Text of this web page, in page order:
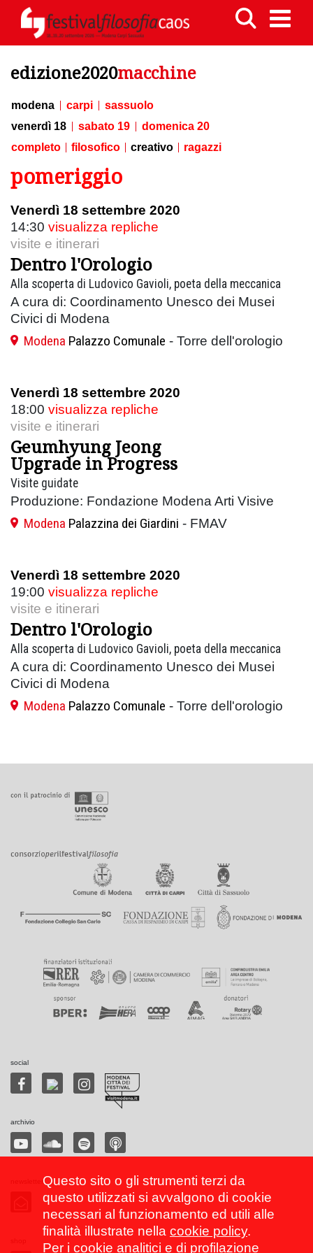
edizione2020macchine
modena carpi
sassuolo
venerdì 18
sabato 19
domenica 20
completo
filosofico creativo ragazzi
pomeriggio
Venerdì 18 settembre 2020
14:30 visualizza repliche
visite e itinerari
Dentro l'Orologio
Alla scoperta di Ludovico Gavioli, poeta della meccanica
A cura di: Coordinamento Unesco dei Musei
Civici di Modena
Modena Palazzo Comunale - Torre dell'orologio
Venerdì 18 settembre 2020
18:00 visualizza repliche
visite e itinerari
Geumhyung Jeong
Upgrade in Progress
Visite guidate
Produzione: Fondazione Modena Arti Visive
Modena Palazzina dei Giardini - FMAV
Venerdì 18 settembre 2020
19:00 visualizza repliche
visite e itinerari
Dentro l'Orologio
Alla scoperta di Ludovico Gavioli, poeta della meccanica
A cura di: Coordinamento Unesco dei Musei
Civici di Modena
Modena Palazzo Comunale - Torre dell'orologio
social
archivio
Questo sito o gli strumenti terzi da
questo utilizzati si avvalgono di cookie
necessari al funzionamento ed utili alle
finalità illustrate nella cookie policy.
Per i cookie analitici e di profilazione